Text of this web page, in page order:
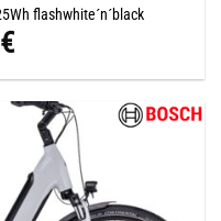
flashwhite´n´black
€